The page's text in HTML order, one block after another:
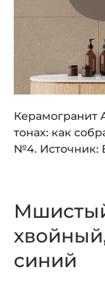
Керамогранит
тонах: как
№4. Источник:
синий